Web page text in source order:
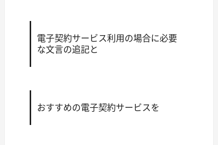
電子契約サービス利用の場合に必要
な文言の追記と
おすすめの電子契約サービスを